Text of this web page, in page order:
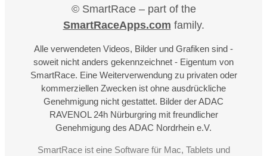
© SmartRace – part of the
SmartRaceApps.com family.
Alle verwendeten Videos, Bilder und Grafiken sind -
soweit nicht anders gekennzeichnet - Eigentum von
SmartRace. Eine Weiterverwendung zu privaten oder
kommerziellen Zwecken ist ohne ausdrückliche
Genehmigung nicht gestattet. Bilder der ADAC
RAVENOL 24h Nürburgring mit freundlicher
Genehmigung des ADAC Nordrhein e.V.
SmartRace ist eine Software für Mac, Tablets und